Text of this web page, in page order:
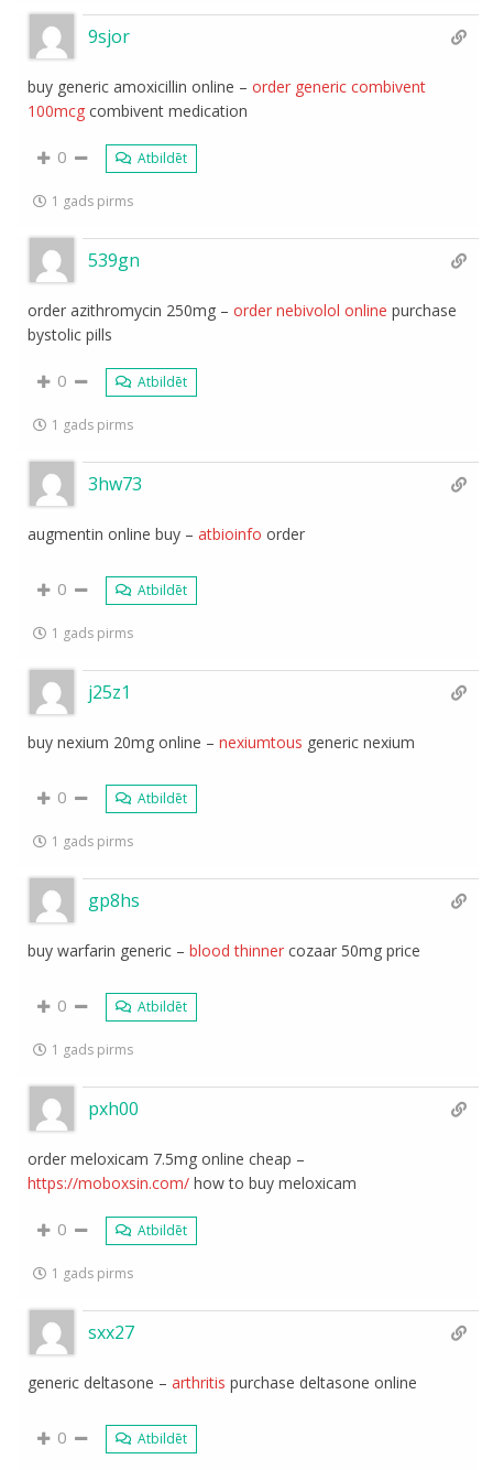
9sjor
buy generic amoxicillin online –order generic combivent
100mcg combivent medication
0 Atbildēt
1 gads pirms
539gn
order azithromycin 250mg –order nebivolol online purchase
bystolic pills
0 Atbildēt
1 gads pirms
3hw73
augmentin online buy –atbioinfo order
0 Atbildēt
1 gads pirms
j25z1
buy nexium 20mg online –nexiumtous generic nexium
0 Atbildēt
1 gads pirms
gp8hs
buy warfarin generic –blood thinner cozaar 50mg price
0 Atbildēt
1 gads pirms
pxh00
order meloxicam 7.5mg online cheap –
https://moboxsin.com/ how to buy meloxicam
0 Atbildēt
1 gads pirms
sxx27
generic deltasone –arthritis purchase deltasone online
0 Atbildēt